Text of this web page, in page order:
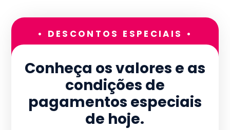
• DESCONTOS ESPECIAIS •
Conheça os valores e as
condições de
pagamentos especiais
de hoje.